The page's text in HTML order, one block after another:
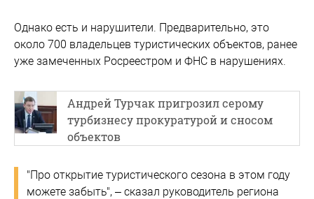
Однако есть и нарушители. Предварительно, это
около 700 владельцев туристических объектов, ранее
уже замеченных Росреестром и ФНС в нарушениях.
Андрей Турчак пригрозил серому
турбизнесу прокуратурой и сносом
объектов
"Про открытие туристического сезона в этом году
можете забыть", – сказал руководитель региона